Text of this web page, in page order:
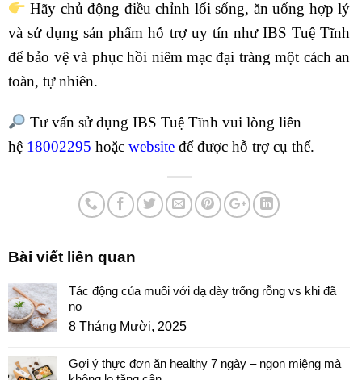
Hãy chủ động điều chỉnh lối sống, ăn uống hợp lý
và sử dụng sản phẩm hỗ trợ uy tín như IBS Tuệ Tĩnh
để bảo vệ và phục hồi niêm mạc đại tràng một cách an
toàn, tự nhiên.
Tư vấn sử dụng IBS Tuệ Tĩnh vui lòng liên
hệ 18002295 hoặc website để được hỗ trợ cụ thể.
Bài viết liên quan
Tác động của muối với dạ dày trống rỗng vs khi đã
no
8 Tháng Mười, 2025
Gợi ý thực đơn ăn healthy 7 ngày – ngon miệng mà